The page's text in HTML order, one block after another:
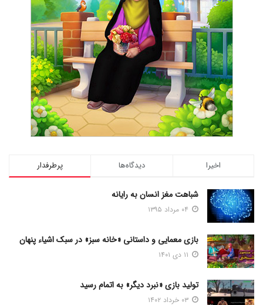
پرطرفدار دیدگاه‌ها اخیرا
شباهت مغز انسان به رایانه
بازی معمایی و داستانی «خانه سبز» در سبک اشیاء پنهان
تولید بازی «نبرد دیگر» به اتمام رسید